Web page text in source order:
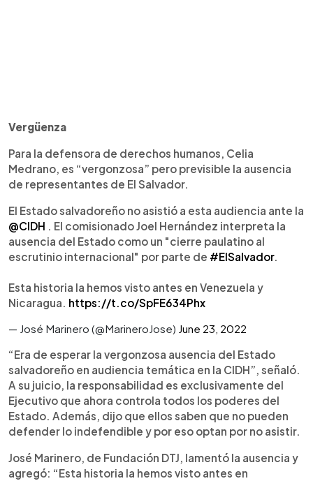
Vergüenza
Para la defensora de derechos humanos, Celia
Medrano, es “vergonzosa” pero previsible la ausencia
de representantes de El Salvador.
El Estado salvadoreño no asistió a esta audiencia ante la
@CIDH . El comisionado Joel Hernández interpreta la
ausencia del Estado como un "cierre paulatino al
escrutinio internacional" por parte de #ElSalvador.
Esta historia la hemos visto antes en Venezuela y
Nicaragua. https://t.co/SpFE634Phx
— José Marinero (@MarineroJose) June 23, 2022
“Era de esperar la vergonzosa ausencia del Estado
salvadoreño en audiencia temática en la CIDH”, señaló.
A su juicio, la responsabilidad es exclusivamente del
Ejecutivo que ahora controla todos los poderes del
Estado. Además, dijo que ellos saben que no pueden
defender lo indefendible y por eso optan por no asistir.
José Marinero, de Fundación DTJ, lamentó la ausencia y
agregó: “Esta historia la hemos visto antes en